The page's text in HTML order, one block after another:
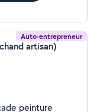
Auto-entrepreneur
artisan)
peinture